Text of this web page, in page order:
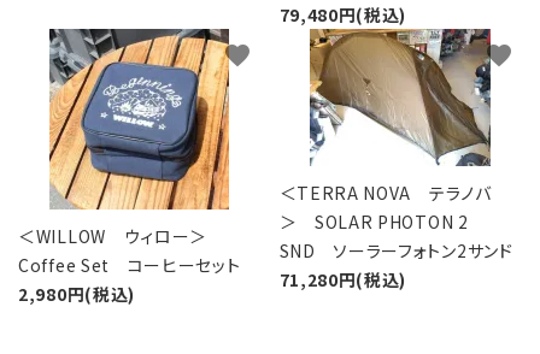
79,480円(税込)
＜WILLOW ウィロー＞
Coffee Set コーヒーセット
2,980円(税込)
favorite
＜TERRA NOVA テラノバ
＞ SOLAR PHOTON 2
SND ソーラーフォトン2サンド
71,280円(税込)
favorite